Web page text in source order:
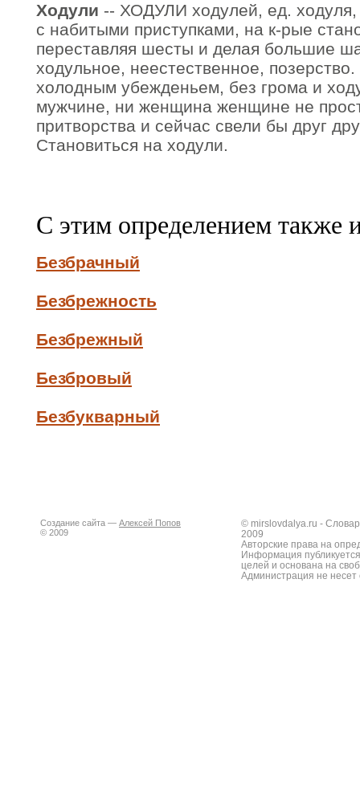
Ходули -- ХОДУЛИ ходулей, ед.
с набитыми приступками, на к-рые
переставляя шесты и делая большие
ходульное, неестественное,
холодным убежденьем, без грома и
мужчине, ни женщина женщине не
притворства и сейчас свели бы друг
Становиться на ходули.
С этим определением также
Безбрачный
Безбрежность
Безбрежный
Безбровый
Безбукварный
Создание сайта — Алексей Попов
© 2009
© mirslovdalya.ru -
2009
Авторские права на
Информация
целей и основана на
Администрация не несет